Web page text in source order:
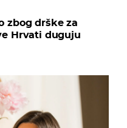
zbog drške za
Hrvati duguju